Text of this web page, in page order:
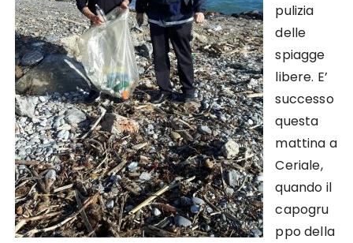
pulizia
delle
spiagge
libere. E’
successo
questa
mattina a
Ceriale,
quando il
capogru
ppo della